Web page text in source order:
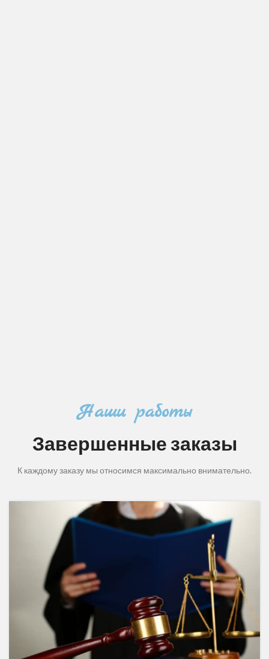
Наши работы
Завершенные заказы
К каждому заказу мы относимся максимально внимательно.